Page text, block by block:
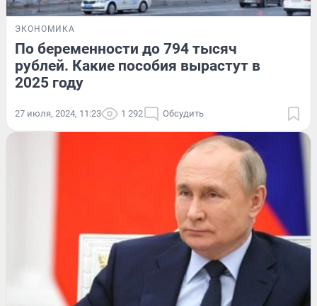
ЭКОНОМИКА
По беременности до 794 тысяч
рублей. Какие пособия вырастут в
2025 году
27 июля, 2024, 11:23 1 292 Обсудить